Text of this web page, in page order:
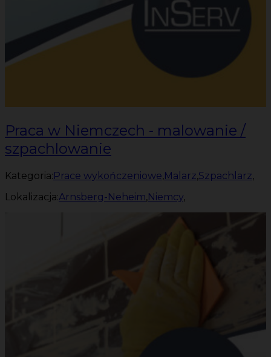
Praca w Niemczech - malowanie /
szpachlowanie
Kategoria:Prace wykończeniowe,Malarz,Szpachlarz,
Lokalizacja:Arnsberg-Neheim,Niemcy,